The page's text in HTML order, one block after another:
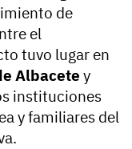
de
el
tuvo lugar en
Albacete y
instituciones
y familiares del